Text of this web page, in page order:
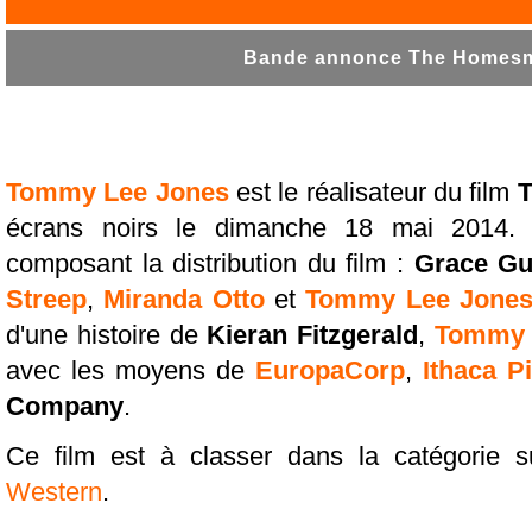
Bande annonce The
Tommy Lee Jonesest le réalisateur du film
écrans noirs le dimanche 18 mai 2014.
composant la distribution du film : Grace
Streep, Miranda OttoetTommy Lee Jones
d'une histoire de Kieran Fitzgerald ,
avec les moyens de EuropaCorp, Ithaca
Company.
Ce film est à classer dans la catégorie
Western.